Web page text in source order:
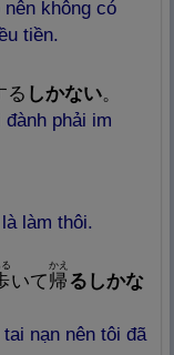
không có
tiền.
る しかない。
phải im
làm thôi.
いて帰
かえ
るしかな
nạn nên tôi đã